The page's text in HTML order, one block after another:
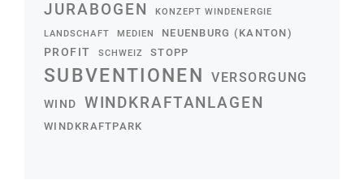
JURABOGEN KONZEPT WINDENERGIE
LANDSCHAFT MEDIEN NEUENBURG (KANTON)
PROFIT SCHWEIZ STOPP
SUBVENTIONEN VERSORGUNG
WIND WINDKRAFTANLAGEN
WINDKRAFTPARK